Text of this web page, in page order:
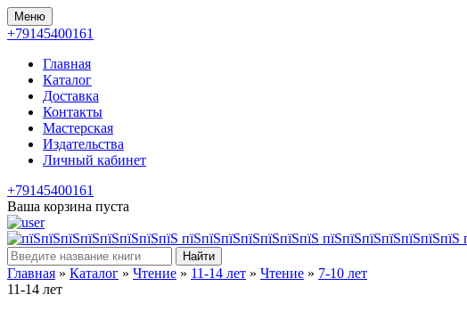
Меню
+79145400161
Главная
Каталог
Доставка
Контакты
Мастерская
Издательства
Личный кабинет
+79145400161
Ваша корзина пуста
Найти
Главная » Каталог » Чтение » 11-14 лет » Чтение » 7-10 лет
11-14 лет